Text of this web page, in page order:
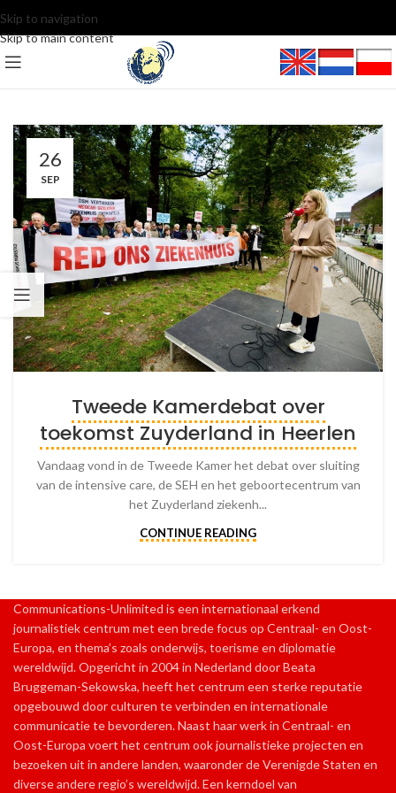
Skip to navigation
Skip to main content
26
SEP
Tweede Kamerdebat over
toekomst Zuyderland in Heerlen
Vandaag vond in de Tweede Kamer het debat over sluiting
van de intensive care, de SEH en het geboortecentrum van
het Zuyderland ziekenh...
CONTINUE READING
Communications-Unlimited is een internationaal erkend
journalistiek centrum met een brede focus op Centraal- en Oost-
Europa, en thema’s zoals onderwijs, toerisme en diplomatie
wereldwijd. Opgericht in 2004 in Nederland door Beata
Bruggeman-Sekowska, heeft het centrum een sterke reputatie
opgebouwd door culturen te verbinden en internationale
communicatie te bevorderen. Naast haar werk in Centraal- en
Oost-Europa voert het centrum ook journalistieke projecten en
bezoeken uit in andere landen, waaronder de Verenigde Staten en
diverse andere regio’s wereldwijd. Een kerndoel van